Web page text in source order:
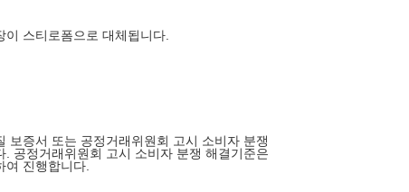
이 스티로폼으로 대체됩니다.
보증서 또는 공정거래위원회 고시 소비자 분쟁
. 공정거래위원회 고시 소비자 분쟁 해결기준은
여 진행합니다.